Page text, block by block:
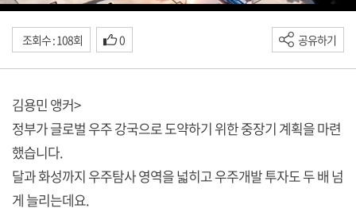
조회수 : 108회 0 공유하기
김용민 앵커>
정부가 글로벌 우주 강국으로 도약하기 위한 중장기 계획을 마련
했습니다.
달과 화성까지 우주탐사 영역을 넓히고 우주개발 투자도 두 배 넘
게 늘리는데요.